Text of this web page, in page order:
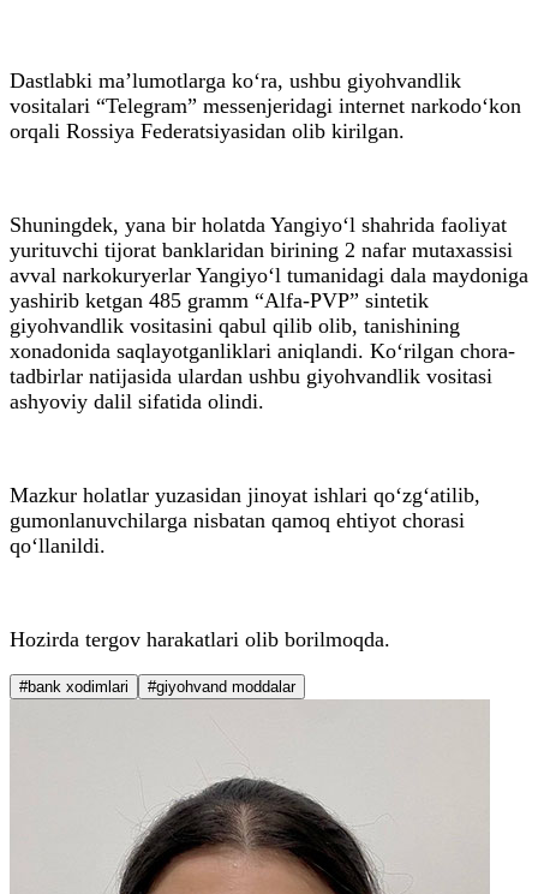
Dastlabki ma’lumotlarga ko‘ra, ushbu giyohvandlik
vositalari “Telegram” messenjeridagi internet narkodo‘kon
orqali Rossiya Federatsiyasidan olib kirilgan.
Shuningdek, yana bir holatda Yangiyo‘l shahrida faoliyat
yurituvchi tijorat banklaridan birining 2 nafar mutaxassisi
avval narkokuryerlar Yangiyo‘l tumanidagi dala maydoniga
yashirib ketgan 485 gramm “Alfa-PVP” sintetik
giyohvandlik vositasini qabul qilib olib, tanishining
xonadonida saqlayotganliklari aniqlandi. Ko‘rilgan chora-
tadbirlar natijasida ulardan ushbu giyohvandlik vositasi
ashyoviy dalil sifatida olindi.
Mazkur holatlar yuzasidan jinoyat ishlari qo‘zg‘atilib,
gumonlanuvchilarga nisbatan qamoq ehtiyot chorasi
qo‘llanildi.
Hozirda tergov harakatlari olib borilmoqda.
#bank xodimlari #giyohvand moddalar